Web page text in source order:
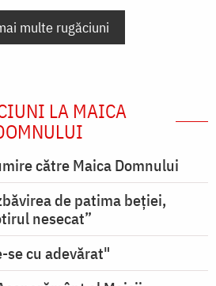
multe rugăciuni
LA MAICA
către Maica Domnului
de patima beției,
nesecat”
se cu adevărat"